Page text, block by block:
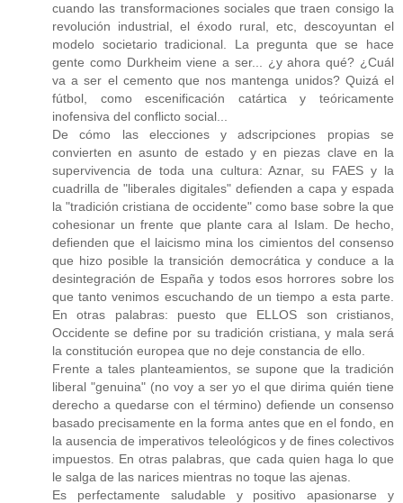
cuando las transformaciones sociales que traen consigo la
revolución industrial, el éxodo rural, etc, descoyuntan el
modelo societario tradicional. La pregunta que se hace
gente como Durkheim viene a ser... ¿y ahora qué? ¿Cuál
va a ser el cemento que nos mantenga unidos? Quizá el
fútbol, como escenificación catártica y teóricamente
inofensiva del conflicto social...
De cómo las elecciones y adscripciones propias se
convierten en asunto de estado y en piezas clave en la
supervivencia de toda una cultura: Aznar, su FAES y la
cuadrilla de "liberales digitales" defienden a capa y espada
la "tradición cristiana de occidente" como base sobre la que
cohesionar un frente que plante cara al Islam. De hecho,
defienden que el laicismo mina los cimientos del consenso
que hizo posible la transición democrática y conduce a la
desintegración de España y todos esos horrores sobre los
que tanto venimos escuchando de un tiempo a esta parte.
En otras palabras: puesto que ELLOS son cristianos,
Occidente se define por su tradición cristiana, y mala será
la constitución europea que no deje constancia de ello.
Frente a tales planteamientos, se supone que la tradición
liberal "genuina" (no voy a ser yo el que dirima quién tiene
derecho a quedarse con el término) defiende un consenso
basado precisamente en la forma antes que en el fondo, en
la ausencia de imperativos teleológicos y de fines colectivos
impuestos. En otras palabras, que cada quien haga lo que
le salga de las narices mientras no toque las ajenas.
Es perfectamente saludable y positivo apasionarse y